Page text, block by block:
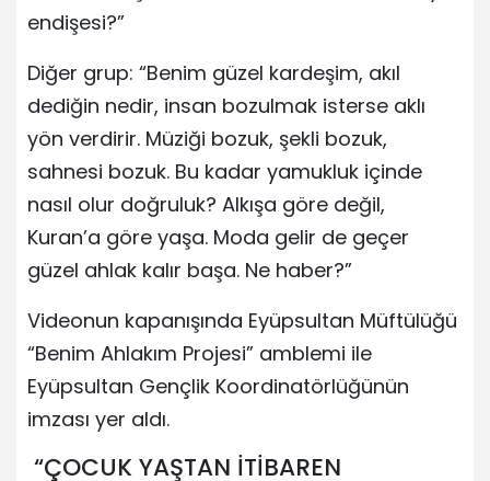
endişesi?”
Diğer grup: “Benim güzel kardeşim, akıl
dediğin nedir, insan bozulmak isterse aklı
yön verdirir. Müziği bozuk, şekli bozuk,
sahnesi bozuk. Bu kadar yamukluk içinde
nasıl olur doğruluk? Alkışa göre değil,
Kuran’a göre yaşa. Moda gelir de geçer
güzel ahlak kalır başa. Ne haber?”
Videonun kapanışında Eyüpsultan Müftülüğü
“Benim Ahlakım Projesi” amblemi ile
Eyüpsultan Gençlik Koordinatörlüğünün
imzası yer aldı.
“ÇOCUK YAŞTAN İTİBAREN